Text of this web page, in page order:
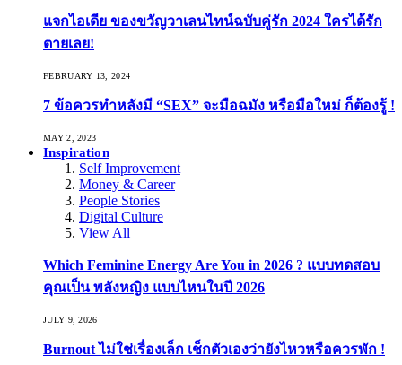
แจกไอเดีย ของขวัญวาเลนไทน์ฉบับคู่รัก 2024 ใครได้รัก
ตายเลย!
FEBRUARY 13, 2024
7 ข้อควรทำหลังมี “SEX” จะมือฉมัง หรือมือใหม่ ก็ต้องรู้ !
MAY 2, 2023
Inspiration
Self Improvement
Money & Career
People Stories
Digital Culture
View All
Which Feminine Energy Are You in 2026 ? แบบทดสอบ
คุณเป็น พลังหญิง แบบไหนในปี 2026
JULY 9, 2026
Burnout ไม่ใช่เรื่องเล็ก เช็กตัวเองว่ายังไหวหรือควรพัก !